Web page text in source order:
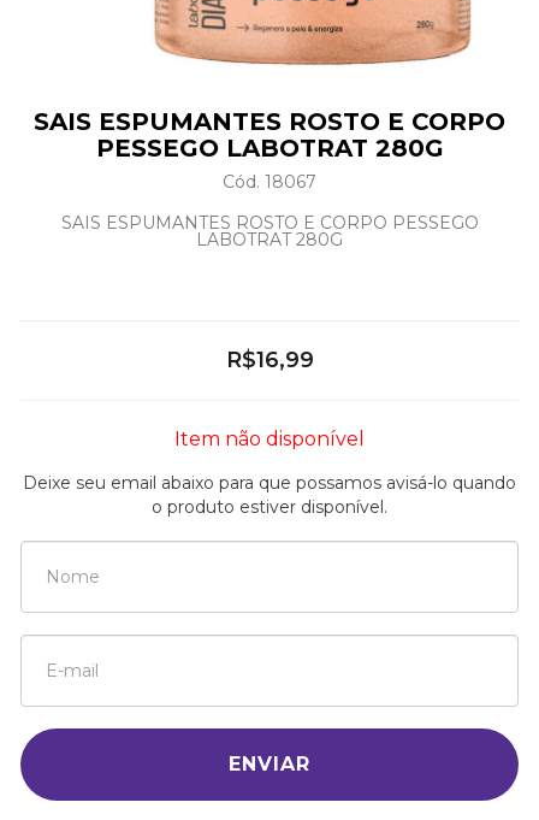
SAIS ESPUMANTES ROSTO E CORPO
PESSEGO LABOTRAT 280G
Cód. 18067
SAIS ESPUMANTES ROSTO E CORPO PESSEGO
LABOTRAT 280G
R$16,99
Item não disponível
Deixe seu email abaixo para que possamos avisá-lo quando
o produto estiver disponível.
ENVIAR